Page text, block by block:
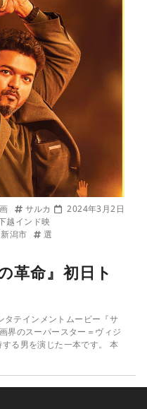
サルカ
越インド映
新潟市
選
2024年3月2日
革命』初日ト
テインメントムービー『サ
界のスーパースター＝ヴィジ
る男を演じた一本です。 本